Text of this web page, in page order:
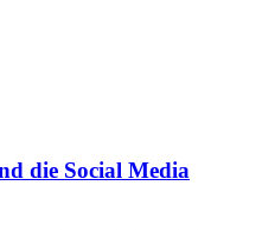
die Social Media